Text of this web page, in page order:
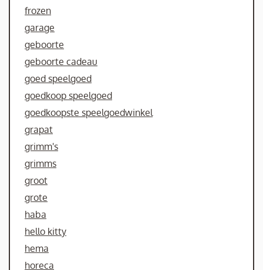
frozen
garage
geboorte
geboorte cadeau
goed speelgoed
goedkoop speelgoed
goedkoopste speelgoedwinkel
grapat
grimm's
grimms
groot
grote
haba
hello kitty
hema
horeca